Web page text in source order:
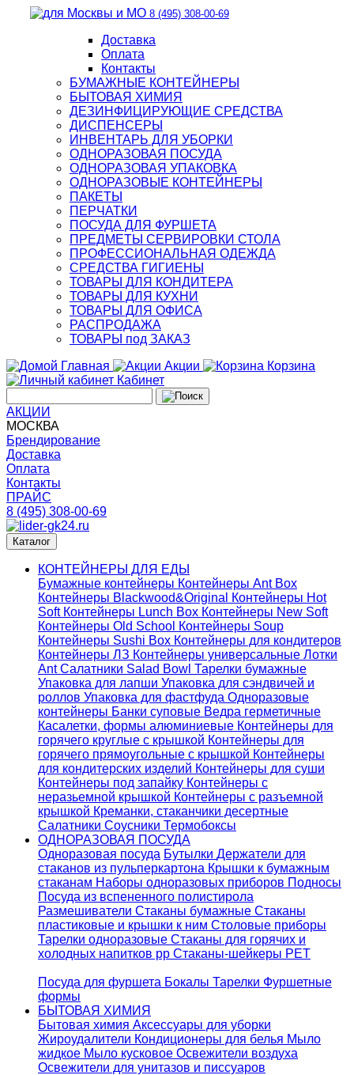
8 (495) 308-00-69
Доставка
Оплата
Контакты
БУМАЖНЫЕ КОНТЕЙНЕРЫ
БЫТОВАЯ ХИМИЯ
ДЕЗИНФИЦИРУЮЩИЕ СРЕДСТВА
ДИСПЕНСЕРЫ
ИНВЕНТАРЬ ДЛЯ УБОРКИ
ОДНОРАЗОВАЯ ПОСУДА
ОДНОРАЗОВАЯ УПАКОВКА
ОДНОРАЗОВЫЕ КОНТЕЙНЕРЫ
ПАКЕТЫ
ПЕРЧАТКИ
ПОСУДА ДЛЯ ФУРШЕТА
ПРЕДМЕТЫ СЕРВИРОВКИ СТОЛА
ПРОФЕССИОНАЛЬНАЯ ОДЕЖДА
СРЕДСТВА ГИГИЕНЫ
ТОВАРЫ ДЛЯ КОНДИТЕРА
ТОВАРЫ ДЛЯ КУХНИ
ТОВАРЫ ДЛЯ ОФИСА
РАСПРОДАЖА
ТОВАРЫ под ЗАКАЗ
Главная
Акции
Корзина
Кабинет
АКЦИИ
МОСКВА
Брендирование
Доставка
Оплата
Контакты
ПРАЙС
8 (495) 308-00-69
Каталог
КОНТЕЙНЕРЫ ДЛЯ ЕДЫ
Бумажные контейнеры Контейнеры Ant Box
Контейнеры Blackwood&Original
Контейнеры Hot
Soft Контейнеры Lunch Box Контейнеры New Soft
Контейнеры Old School Контейнеры Soup
Контейнеры Sushi Box Контейнеры для кондитеров
Контейнеры ЛЗ Контейнеры универсальные Лотки
AntСалатники Salad Bowl Тарелки бумажные
Упаковка для лапши Упаковка для сэндвичей и
роллов Упаковка для фастфуда Одноразовые
контейнеры Банки суповые Ведра герметичные
Касалетки, формы алюминиевые Контейнеры для
горячего круглые с крышкой Контейнеры для
горячего прямоугольные с крышкой Контейнеры
для кондитерских изделий Контейнеры для суши
Контейнеры под запайку Контейнеры с
неразьемной крышкой Контейнеры с разъемной
крышкой Креманки, стаканчики десертные
Салатники Соусники Термобоксы
ОДНОРАЗОВАЯ ПОСУДА
Одноразовая посуда Бутылки Держатели для
стаканов из пульперкартона Крышки к бумажным
стаканам Наборы одноразовых приборов Подносы
Посуда из вспененного полистирола
Размешиватели Стаканы бумажные Стаканы
пластиковые и крышки к ним Столовые приборы
Тарелки одноразовые Стаканы для горячих и
холодных напитков pp Стаканы-шейкеры PET
Посуда для фуршета Бокалы Тарелки Фуршетные
формы
БЫТОВАЯ ХИМИЯ
Бытовая химия Аксессуары для уборки
Жироудалители Кондиционеры для белья Мыло
жидкое Мыло кусковое Освежители воздуха
Освежители для унитазов и писсуаров